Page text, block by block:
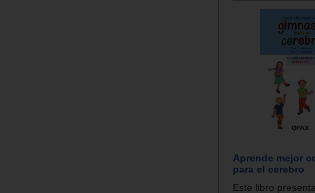
Aprende mejor
para el cerebro
Este libro